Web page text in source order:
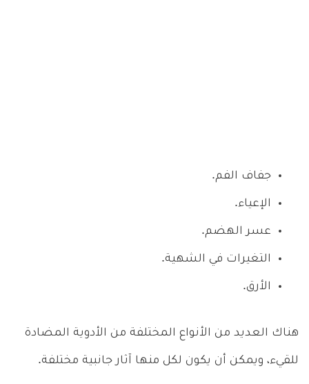
جفاف الفم.
الإعياء.
عسر الهضم.
التغيرات في الشهية.
الأرق.
هناك العديد من الأنواع المختلفة من الأدوية المضادة
للقيء، ويمكن أن يكون لكل منها آثار جانبية مختلفة.